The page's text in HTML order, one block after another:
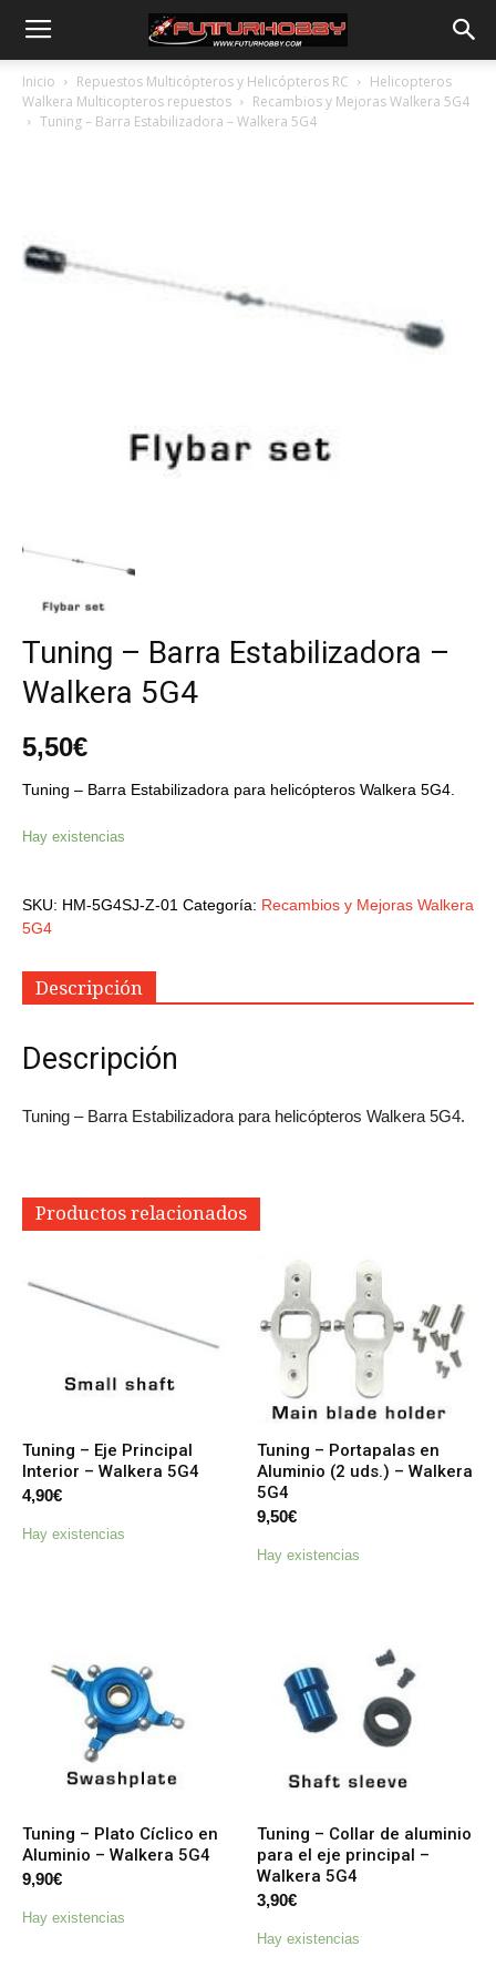
Inicio Repuestos Multicópteros y Helicópteros RC
Helicopteros
Walkera Multicopteros repuestos
Recambios y Mejoras Walkera 5G4
Tuning – Barra Estabilizadora – Walkera 5G4
Tuning – Barra Estabilizadora –
Walkera 5G4
5,50€
Tuning – Barra Estabilizadora para helicópteros Walkera 5G4.
Hay existencias
SKU: HM-5G4SJ-Z-01 Categoría: Recambios y Mejoras Walkera
5G4
Descripción
Descripción
Tuning – Barra Estabilizadora para helicópteros Walkera 5G4.
Productos relacionados
Tuning – Eje Principal
Interior – Walkera 5G4
4,90€
Hay existencias
Tuning – Portapalas en
Aluminio (2 uds.) – Walkera
5G4
9,50€
Hay existencias
Tuning – Plato Cíclico en
Aluminio – Walkera 5G4
9,90€
Hay existencias
Tuning – Collar de aluminio
para el eje principal –
Walkera 5G4
3,90€
Hay existencias